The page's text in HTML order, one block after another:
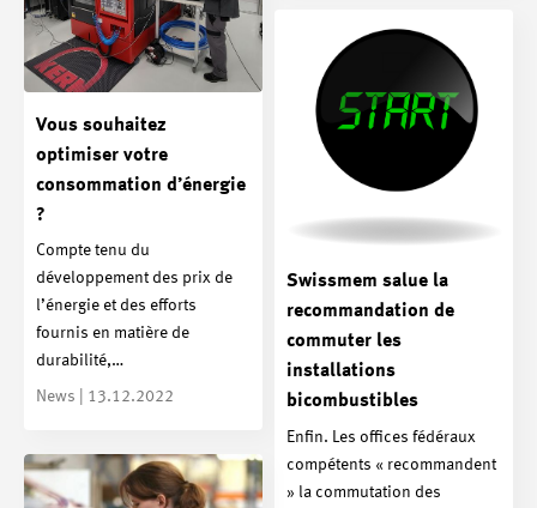
Vous souhaitez
optimiser votre
consommation d’énergie
?
Compte tenu du
développement des prix de
l’énergie et des efforts
fournis en matière de
durabilité,…
News | 13.12.2022
Swissmem salue la
recommandation de
commuter les
installations
bicombustibles
Enfin. Les offices fédéraux
compétents « recommandent
» la commutation des